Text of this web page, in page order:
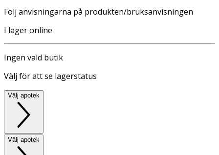
Följ anvisningarna på produkten/bruksanvisningen
I lager online
Ingen vald butik
Välj för att se lagerstatus
Välj apotek
Välj apotek